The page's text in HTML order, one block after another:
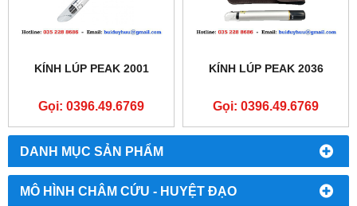
DANH MỤC SẢN PHẨM
MÔ HÌNH CHÂM CỨU - HUYỆT ĐẠO
KÍNH LÚP PEAK 2001
Gọi: 0396.49.6769
KÍNH LÚP PEAK 2036
Gọi: 0396.49.6769